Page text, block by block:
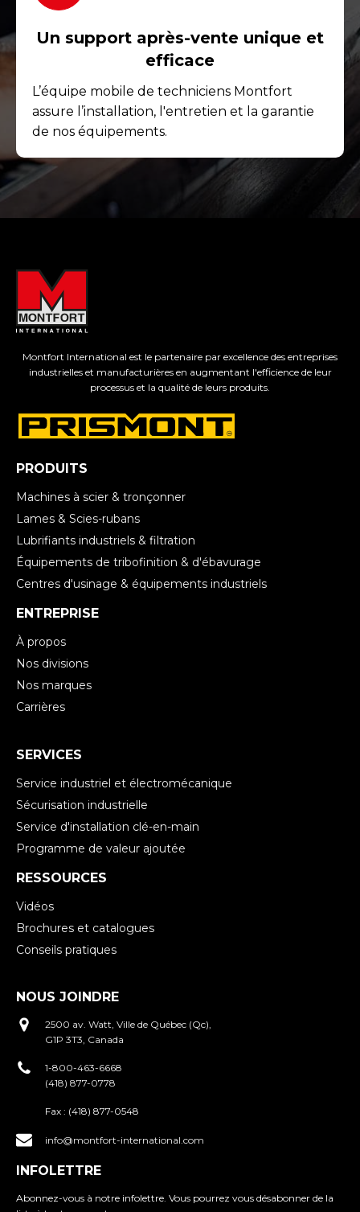
Un support après-vente unique et
efficace
L’équipe mobile de techniciens Montfort
assure l’installation, l'entretien et la garantie
de nos équipements.
Montfort International est le partenaire par excellence des entreprises
industrielles et manufacturières en augmentant l'efficience de leur
processus et la qualité de leurs produits.
PRODUITS
Machines à scier & tronçonner
Lames & Scies-rubans
Lubrifiants industriels & filtration
Équipements de tribofinition & d'ébavurage
Centres d'usinage & équipements industriels
ENTREPRISE
À propos
Nos divisions
Nos marques
Carrières
SERVICES
Service industriel et électromécanique
Sécurisation industrielle
Service d'installation clé-en-main
Programme de valeur ajoutée
RESSOURCES
Vidéos
Brochures et catalogues
Conseils pratiques
NOUS JOINDRE
2500 av. Watt, Ville de Québec (Qc),
G1P 3T3, Canada
1-800-463-6668
(418) 877-0778
Fax : (418) 877-0548
info@montfort-international.com
INFOLETTRE
Abonnez-vous à notre infolettre. Vous pourrez vous désabonner de la